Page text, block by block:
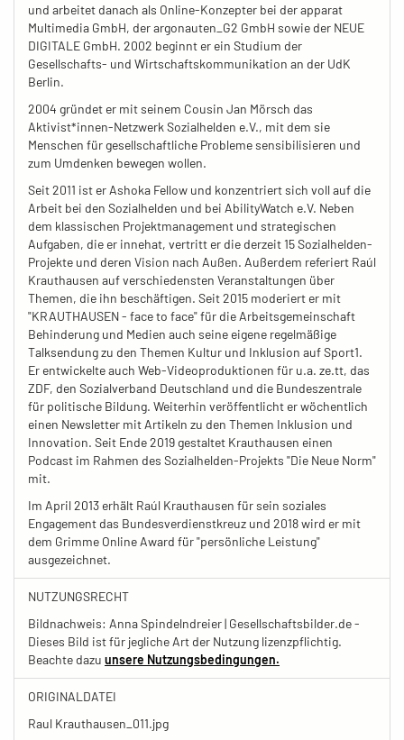
und arbeitet danach als Online-Konzepter bei der apparat
Multimedia GmbH, der argonauten_G2 GmbH sowie der NEUE
DIGITALE GmbH. 2002 beginnt er ein Studium der
Gesellschafts- und Wirtschaftskommunikation an der UdK
Berlin.
2004 gründet er mit seinem Cousin Jan Mörsch das
Aktivist*innen-Netzwerk Sozialhelden e.V., mit dem sie
Menschen für gesellschaftliche Probleme sensibilisieren und
zum Umdenken bewegen wollen.
Seit 2011 ist er Ashoka Fellow und konzentriert sich voll auf die
Arbeit bei den Sozialhelden und bei AbilityWatch e.V. Neben
dem klassischen Projektmanagement und strategischen
Aufgaben, die er innehat, vertritt er die derzeit 15 Sozialhelden-
Projekte und deren Vision nach Außen. Außerdem referiert Raúl
Krauthausen auf verschiedensten Veranstaltungen über
Themen, die ihn beschäftigen. Seit 2015 moderiert er mit
"KRAUTHAUSEN - face to face" für die Arbeitsgemeinschaft
Behinderung und Medien auch seine eigene regelmäßige
Talksendung zu den Themen Kultur und Inklusion auf Sport1.
Er entwickelte auch Web-Videoproduktionen für u.a. ze.tt, das
ZDF, den Sozialverband Deutschland und die Bundeszentrale
für politische Bildung. Weiterhin veröffentlicht er wöchentlich
einen Newsletter mit Artikeln zu den Themen Inklusion und
Innovation. Seit Ende 2019 gestaltet Krauthausen einen
Podcast im Rahmen des Sozialhelden-Projekts "Die Neue Norm"
mit.
Im April 2013 erhält Raúl Krauthausen für sein soziales
Engagement das Bundesverdienstkreuz und 2018 wird er mit
dem Grimme Online Award für "persönliche Leistung"
ausgezeichnet.
NUTZUNGSRECHT
Bildnachweis: Anna Spindelndreier | Gesellschaftsbilder.de -
Dieses Bild ist für jegliche Art der Nutzung lizenzpflichtig.
Beachte dazu unsere Nutzungsbedingungen.
ORIGINALDATEI
Raul Krauthausen_011.jpg